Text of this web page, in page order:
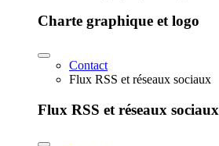
Charte graphique et logo
Contact
Flux RSS et réseaux sociaux
Flux RSS et réseaux sociaux